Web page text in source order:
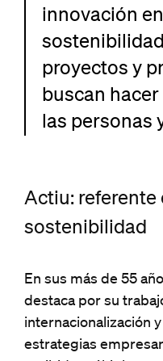
innovación
proyectos y
buscan
las personas
Actiu: referente
sostenibilidad
En sus más de 55
destaca por su
internacionalización
estrategias